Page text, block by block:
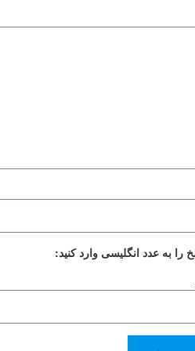
را به عدد انگلیسی وارد کنید: